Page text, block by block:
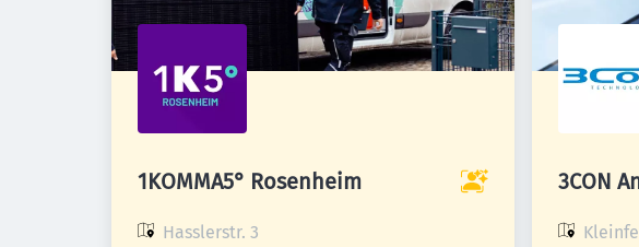
1KOMMA5° Rosenheim
Hasslerstr. 3
3CON